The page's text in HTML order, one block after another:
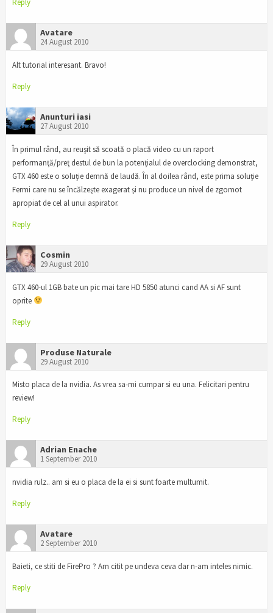
Reply
Avatare
24 August 2010
Alt tutorial interesant. Bravo!
Reply
Anunturi iasi
27 August 2010
În primul rând, au reuşit să scoată o placă video cu un raport
performanţă/preţ destul de bun la potenţialul de overclocking demonstrat,
GTX 460 este o soluţie demnă de laudă. În al doilea rând, este prima soluţie
Fermi care nu se încălzeşte exagerat şi nu produce un nivel de zgomot
apropiat de cel al unui aspirator.
Reply
Cosmin
29 August 2010
GTX 460-ul 1GB bate un pic mai tare HD 5850 atunci cand AA si AF sunt
oprite
Reply
Produse Naturale
29 August 2010
Misto placa de la nvidia. As vrea sa-mi cumpar si eu una. Felicitari pentru
review!
Reply
Adrian Enache
1 September 2010
nvidia rulz.. am si eu o placa de la ei si sunt foarte multumit.
Reply
Avatare
2 September 2010
Baieti, ce stiti de FirePro ? Am citit pe undeva ceva dar n-am inteles nimic.
Reply